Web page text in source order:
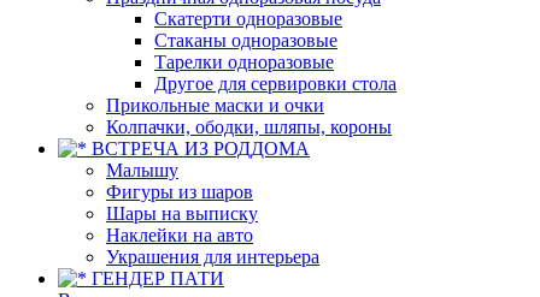
Скатерти одноразовые
Стаканы одноразовые
Тарелки одноразовые
Другое для сервировки стола
Прикольные маски и очки
Колпачки, ободки, шляпы, короны
ВСТРЕЧА ИЗ РОДДОМА
Малышу
Фигуры из шаров
Шары на выписку
Наклейки на авто
Украшения для интерьера
ГЕНДЕР ПАТИ